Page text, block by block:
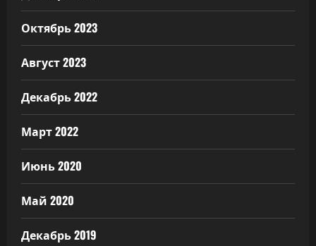
Октябрь 2023
Август 2023
Декабрь 2022
Март 2022
Июнь 2020
Май 2020
Декабрь 2019